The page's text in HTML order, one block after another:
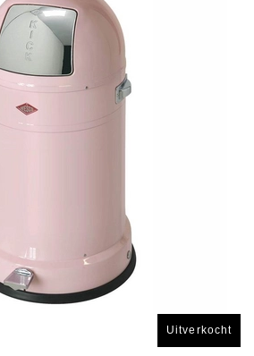
Uitverkocht